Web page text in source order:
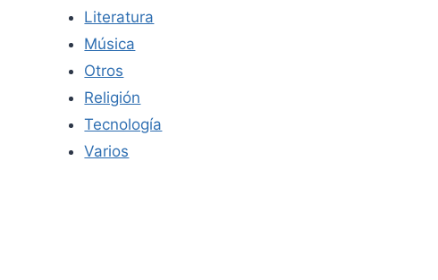
Literatura
Música
Otros
Religión
Tecnología
Varios